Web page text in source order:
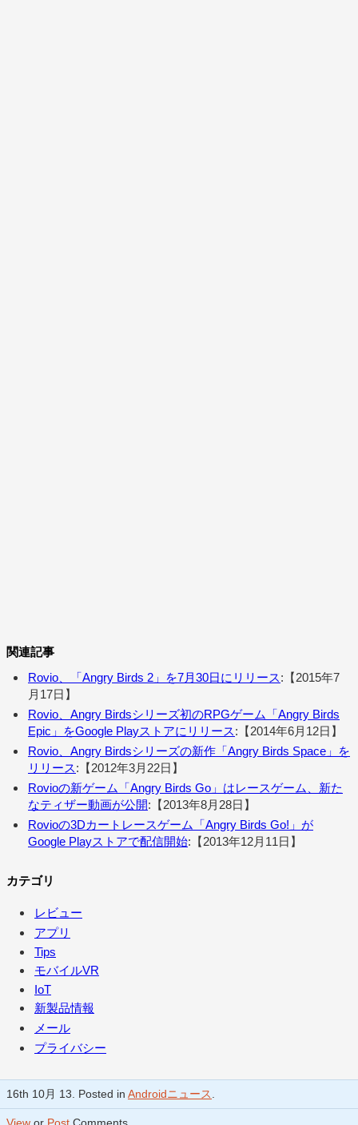
関連記事
Rovio、「Angry Birds 2」を7月30日にリリース:【2015年7
月17日】
Rovio、Angry Birdsシリーズ初のRPGゲーム「Angry Birds
Epic」をGoogle Playストアにリリース:【2014年6月12日】
Rovio、Angry Birdsシリーズの新作「Angry Birds Space」を
リリース:【2012年3月22日】
Rovioの新ゲーム「Angry Birds Go」はレースゲーム、新た
なティザー動画が公開:【2013年8月28日】
Rovioの3Dカートレースゲーム「Angry Birds Go!」が
Google Playストアで配信開始:【2013年12月11日】
カテゴリ
レビュー
アプリ
Tips
モバイルVR
IoT
新製品情報
メール
プライバシー
16th 10月 13. Posted in Androidニュース.